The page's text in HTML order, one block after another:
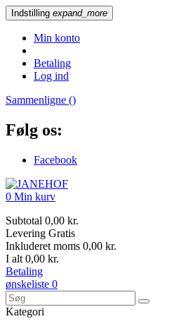
Indstilling expand_more
Min konto
Betaling
Log ind
Sammenligne ()
Følg os:
Facebook
0 Min kurv
Subtotal 0,00 kr.
Levering Gratis
Inkluderet moms 0,00 kr.
I alt 0,00 kr.
Betaling
ønskeliste 0
Kategori